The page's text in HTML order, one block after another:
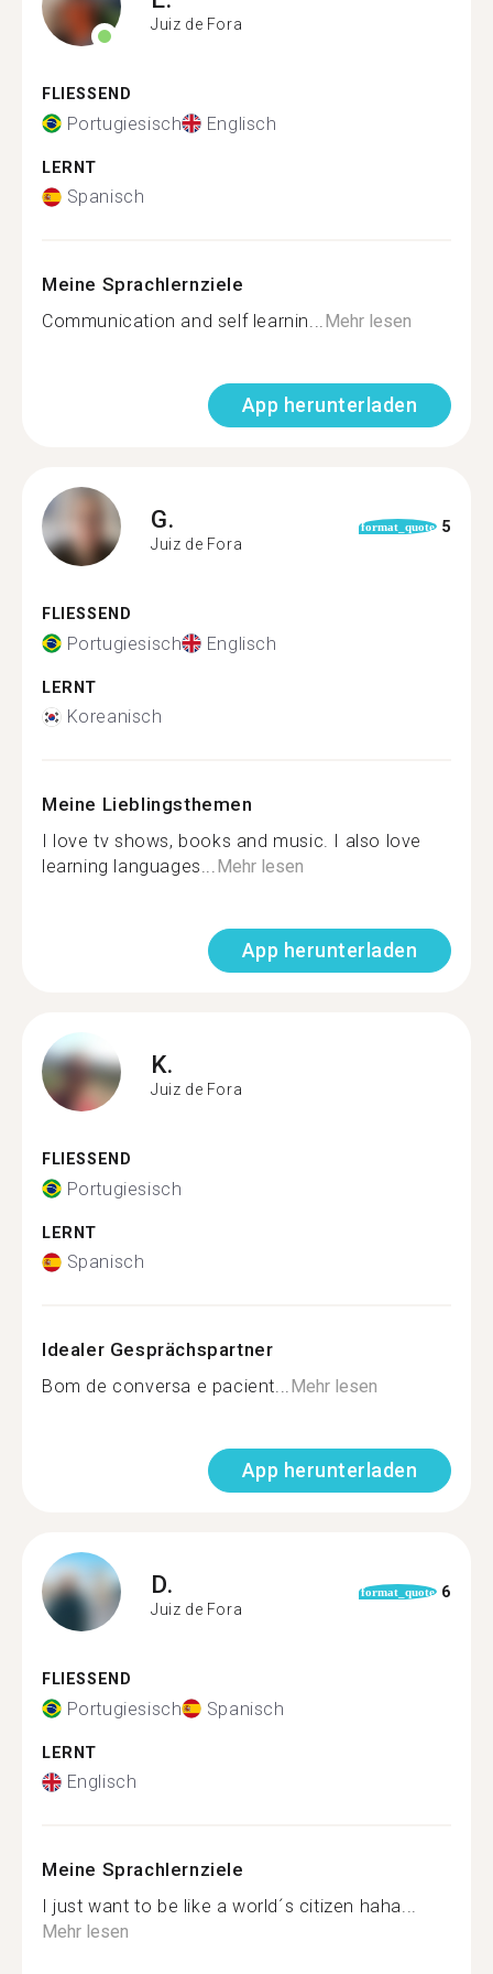
Juiz de Fora
FLIESSEND
Portugiesisch Englisch
LERNT
Spanisch
Meine Sprachlernziele
Communication and self learnin...Mehr lesen
App herunterladen
G.
Juiz de Fora
format_quote 5
FLIESSEND
Portugiesisch Englisch
LERNT
Koreanisch
Meine Lieblingsthemen
I love tv shows, books and music. I also love
learning languages...Mehr lesen
App herunterladen
K.
Juiz de Fora
FLIESSEND
Portugiesisch
LERNT
Spanisch
Idealer Gesprächspartner
Bom de conversa e pacient...Mehr lesen
App herunterladen
D.
Juiz de Fora
format_quote 6
FLIESSEND
Portugiesisch Spanisch
LERNT
Englisch
Meine Sprachlernziele
I just want to be like a world´s citizen haha...
Mehr lesen